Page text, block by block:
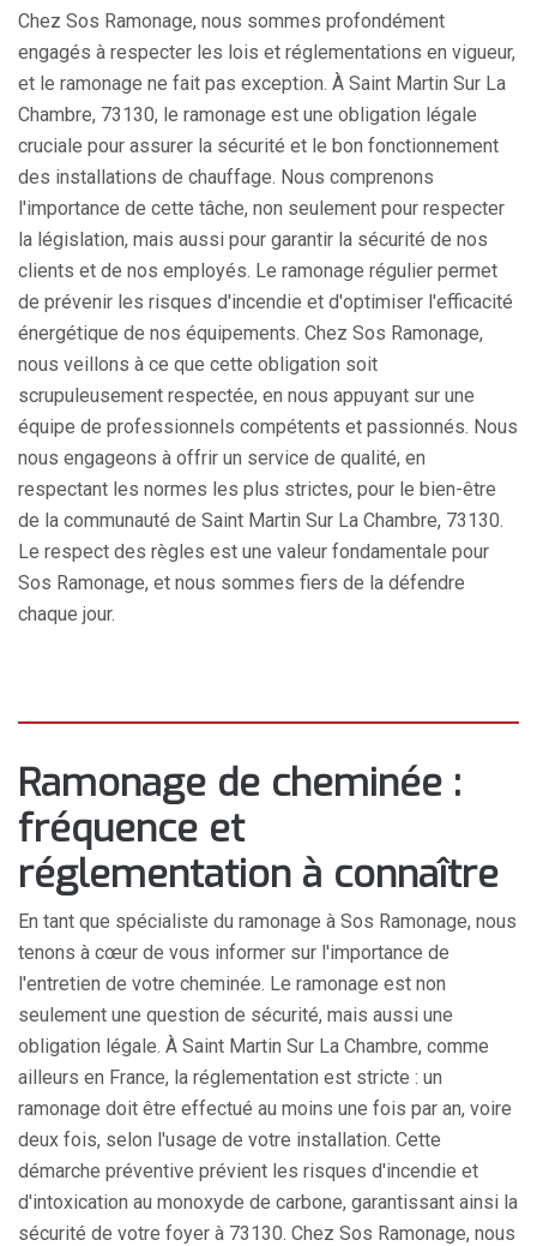
Chez Sos Ramonage, nous sommes profondément
engagés à respecter les lois et réglementations en vigueur,
et le ramonage ne fait pas exception. À Saint Martin Sur La
Chambre, 73130, le ramonage est une obligation légale
cruciale pour assurer la sécurité et le bon fonctionnement
des installations de chauffage. Nous comprenons
l'importance de cette tâche, non seulement pour respecter
la législation, mais aussi pour garantir la sécurité de nos
clients et de nos employés. Le ramonage régulier permet
de prévenir les risques d'incendie et d'optimiser l'efficacité
énergétique de nos équipements. Chez Sos Ramonage,
nous veillons à ce que cette obligation soit
scrupuleusement respectée, en nous appuyant sur une
équipe de professionnels compétents et passionnés. Nous
nous engageons à offrir un service de qualité, en
respectant les normes les plus strictes, pour le bien-être
de la communauté de Saint Martin Sur La Chambre, 73130.
Le respect des règles est une valeur fondamentale pour
Sos Ramonage, et nous sommes fiers de la défendre
chaque jour.
Ramonage de cheminée :
fréquence et
réglementation à connaître
En tant que spécialiste du ramonage à Sos Ramonage, nous
tenons à cœur de vous informer sur l'importance de
l'entretien de votre cheminée. Le ramonage est non
seulement une question de sécurité, mais aussi une
obligation légale. À Saint Martin Sur La Chambre, comme
ailleurs en France, la réglementation est stricte : un
ramonage doit être effectué au moins une fois par an, voire
deux fois, selon l'usage de votre installation. Cette
démarche préventive prévient les risques d'incendie et
d'intoxication au monoxyde de carbone, garantissant ainsi la
sécurité de votre foyer à 73130. Chez Sos Ramonage, nous